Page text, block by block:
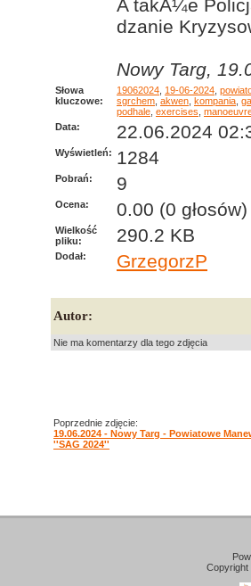
A takÅ¼e
dzanie
Nowy Targ,
Słowa
kluczowe:
19062024 19-06-2024
sgrchem akwen kompania
podhale exercises
Data:
22.06.2024
Wyświetleń: 1284
Pobrań: 9
Ocena: 0.00 (0 głosów)
Wielkość
pliku:
290.2 KB
Dodał: GrzegorzP
Autor:
Nie ma komentarzy dla tego zdjęcia
Poprzednie zdjęcie:
19.06.2024 - Nowy Targ - Powiatowe
''SAG 2024''